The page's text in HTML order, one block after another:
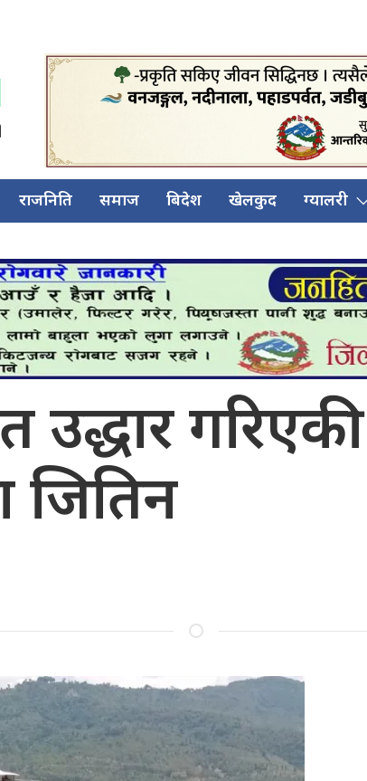
राजनिति समाज बिदेश खेलकुद ग्यालरी
उद्धार
जितिन